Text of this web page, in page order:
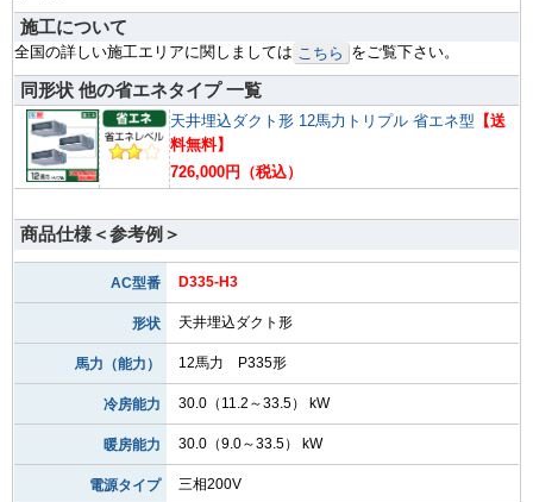
施工について
全国の詳しい施工エリアに関しましては こちら をご覧下さい。
同形状 他の省エネタイプ 一覧
天井埋込ダクト形 12馬力トリプル 省エネ型 【送
料無料】
726,000円（税込）
商品仕様＜参考例＞
AC型番 D335-H3
形状 天井埋込ダクト形
馬力（能力） 12馬力 P335形
冷房能力 30.0（11.2～33.5） kW
暖房能力 30.0（9.0～33.5） kW
電源タイプ 三相200V